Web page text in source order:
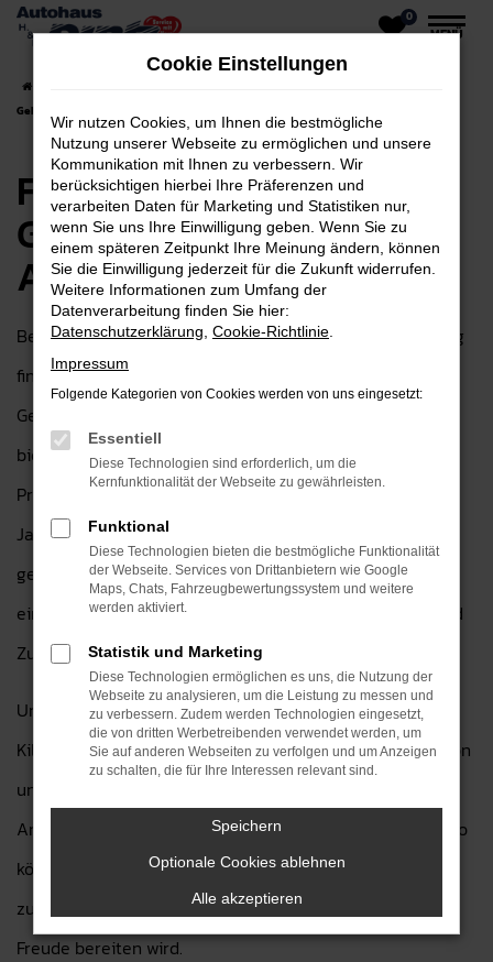
Zum
springen
0
MENÜ
Gebrauchtwagen Top Angebote
Ford Fiesta für Friedberg
Gebrauchtwagen Top
Angebote
Bei Autohaus H&H Dietz GmbH in der Nähe von Friedberg
finden Sie eine ausgezeichnete Auswahl an Ford Fiesta
Gebrauchtwagen, die Ihnen die perfekte Möglichkeit
bieten, ein hochwertiges Fahrzeug zu einem attraktiven
Preis zu erwerben. Als Ihr Ford Autohaus seit über 30
Jahren in der Region bieten wir Ihnen nur sorgfältig
geprüfte Ford Fiesta Gebrauchtwagen, die in einem
einwandfreien Zustand sind und Ihnen die Sicherheit und
Zuverlässigkeit eines Ford Fahrzeugs bieten.
Unsere Ford Fiesta Gebrauchtwagen haben geringe
Kilometerstände und wurden einer gründlichen Inspektion
unterzogen, um sicherzustellen, dass sie alle
Anforderungen an Qualität und Funktionalität erfüllen. So
können Sie sich darauf verlassen, dass Sie ein
zuverlässiges Fahrzeug erwerben, das Ihnen viele Jahre
Freude bereiten wird.
Cookie Einstellungen
Wir nutzen Cookies, um Ihnen die bestmögliche
Nutzung unserer Webseite zu ermöglichen und unsere
Kommunikation mit Ihnen zu verbessern. Wir
berücksichtigen hierbei Ihre Präferenzen und
verarbeiten Daten für Marketing und Statistiken nur,
wenn Sie uns Ihre Einwilligung geben. Wenn Sie zu
einem späteren Zeitpunkt Ihre Meinung ändern, können
Sie die Einwilligung jederzeit für die Zukunft widerrufen.
Weitere Informationen zum Umfang der
Datenverarbeitung finden Sie hier:
Datenschutzerklärung Cookie-Richtlinie
Impressum
Folgende Kategorien von Cookies werden von uns eingesetzt:
Essentiell
Diese Technologien sind erforderlich, um die
Kernfunktionalität der Webseite zu gewährleisten.
Funktional
Diese Technologien bieten die bestmögliche Funktionalität
der Webseite. Services von Drittanbietern wie Google
Maps, Chats, Fahrzeugbewertungssystem und weitere
werden aktiviert.
Statistik und Marketing
Diese Technologien ermöglichen es uns, die Nutzung der
Webseite zu analysieren, um die Leistung zu messen und
zu verbessern. Zudem werden Technologien eingesetzt,
die von dritten Werbetreibenden verwendet werden, um
Sie auf anderen Webseiten zu verfolgen und um Anzeigen
zu schalten, die für Ihre Interessen relevant sind.
Speichern
Optionale Cookies ablehnen
Alle akzeptieren